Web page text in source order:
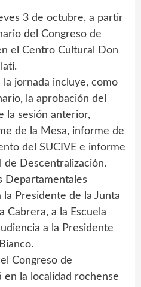
3 de octubre, a partir
del Congreso de
el Centro Cultural Don
la jornada incluye, como
la aprobación del
la sesión anterior,
de la Mesa, informe de
del SUCIVE e informe
de Descentralización.
Departamentales
Presidente de la Junta
Cabrera, a la Escuela
a la Presidente
Congreso de
en la localidad rochense